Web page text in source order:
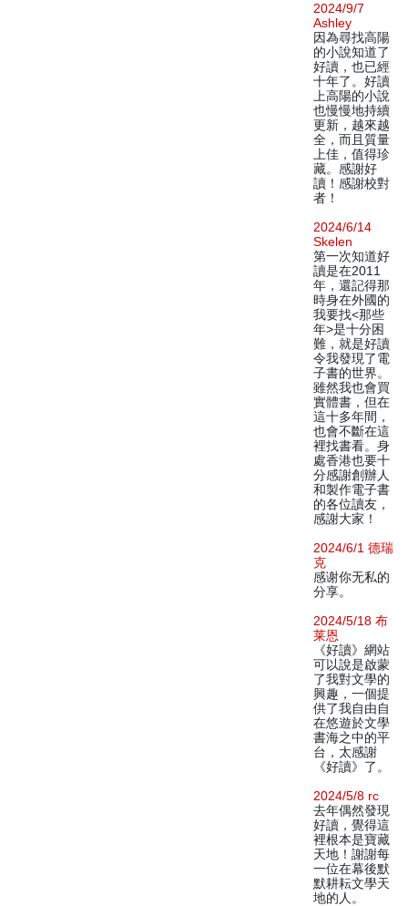
2024/9/7
Ashley
因為尋找高陽
的小說知道了
好讀，也已經
十年了。好讀
上高陽的小說
也慢慢地持續
更新，越來越
全，而且質量
上佳，值得珍
藏。感謝好
讀！感謝校對
者！
2024/6/14
Skelen
第一次知道好
讀是在2011
年，還記得那
時身在外國的
我要找<那些
年>是十分困
難，就是好讀
令我發現了電
子書的世界。
雖然我也會買
實體書，但在
這十多年間，
也會不斷在這
裡找書看。身
處香港也要十
分感謝創辦人
和製作電子書
的各位讀友，
感謝大家！
2024/6/1 德瑞
克
感谢你无私的
分享。
2024/5/18 布
莱恩
《好讀》網站
可以說是啟蒙
了我對文學的
興趣，一個提
供了我自由自
在悠遊於文學
書海之中的平
台，太感謝
《好讀》了。
2024/5/8 rc
去年偶然發現
好讀，覺得這
裡根本是寶藏
天地！謝謝每
一位在幕後默
默耕耘文學天
地的人。